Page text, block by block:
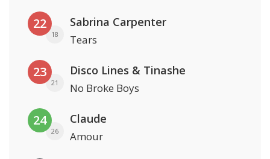
22
18
Sabrina Carpenter
Tears
23
21
Disco Lines & Tinashe
No Broke Boys
24
26
Claude
Amour